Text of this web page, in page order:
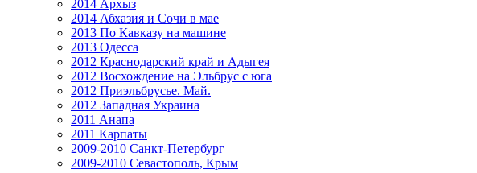
2014 Архыз
2014 Абхазия и Сочи в мае
2013 По Кавказу на машине
2013 Одесса
2012 Краснодарский край и Адыгея
2012 Восхождение на Эльбрус с юга
2012 Приэльбрусье. Май.
2012 Западная Украина
2011 Анапа
2011 Карпаты
2009-2010 Санкт-Петербург
2009-2010 Севастополь, Крым